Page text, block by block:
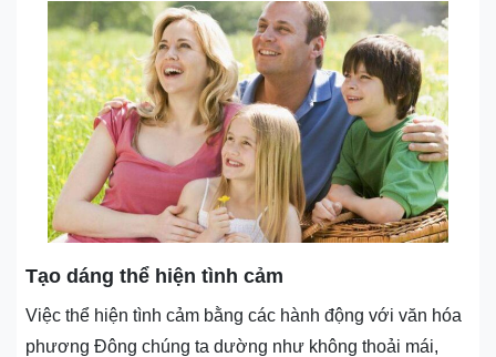
Tạo dáng thể hiện tình cảm
Việc thể hiện tình cảm bằng các hành động với văn hóa
phương Đông chúng ta dường như không thoải mái,